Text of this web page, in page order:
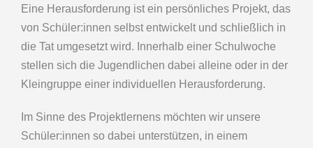
Eine Herausforderung ist ein persönliches Projekt, das
von Schüler:innen selbst entwickelt und schließlich in
die Tat umgesetzt wird. Innerhalb einer Schulwoche
stellen sich die Jugendlichen dabei alleine oder in der
Kleingruppe einer individuellen Herausforderung.
Im Sinne des Projektlernens möchten wir unsere
Schüler:innen so dabei unterstützen, in einem